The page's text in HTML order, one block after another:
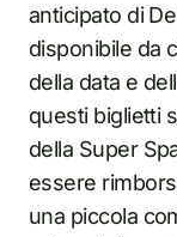
anticipato di
disponibile da
della data e
questi biglietti
della Super
essere
una piccola